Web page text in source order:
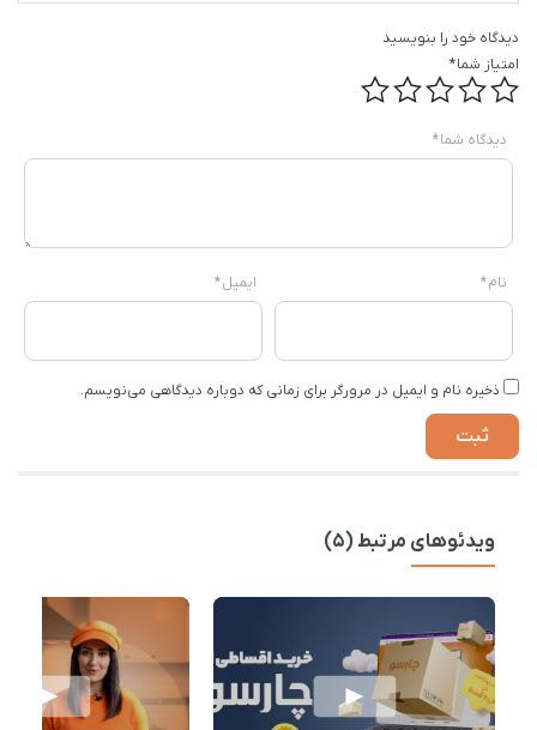
دیدگاه خود را بنویسید
امتیاز شما*
دیدگاه شما*
نام* ایمیل*
ذخیره نام و ایمیل در مرورگر برای زمانی که دوباره دیدگاهی می‌نویسم.
ویدئوهای مرتبط (5)